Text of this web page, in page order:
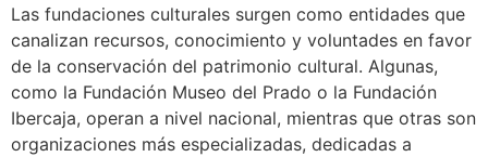
Las fundaciones culturales surgen como entidades que
canalizan recursos, conocimiento y voluntades en favor
de la conservación del patrimonio cultural. Algunas,
como la Fundación Museo del Prado o la Fundación
Ibercaja, operan a nivel nacional, mientras que otras son
organizaciones más especializadas, dedicadas a